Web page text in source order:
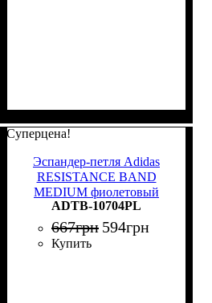
Суперцена!
Эспандер-петля Adidas
RESISTANCE BAND
MEDIUM фиолетовый
ADTB-10704PL
ADTB-10704PL
667грн 594грн
Купить